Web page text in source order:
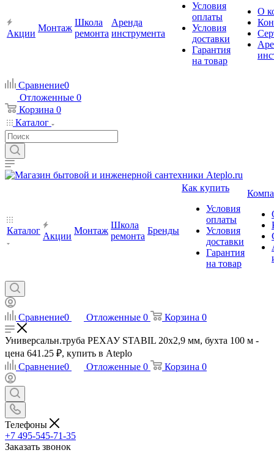
Акции
Монтаж
Школа
ремонта
Аренда
инструмента
Условия
оплаты
Условия
доставки
Гарантия
на товар
О
Сравнение0
Отложенные 0
Корзина 0
Каталог
Каталог
Акции
Монтаж
Школа
ремонта
Бренды
Как купить
Условия
оплаты
Условия
доставки
Гарантия
на товар
Сравнение0 Отложенные 0 Корзина 0
Универсальн.труба РЕХАУ STABIL 20х2,9 мм, бухта 100 м -
цена 641.25 ₽, купить в Ateplo
Сравнение0 Отложенные 0 Корзина 0
Телефоны
+7 495-545-71-35
Заказать звонок